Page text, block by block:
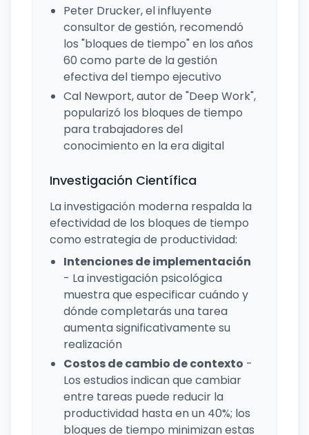
Peter Drucker, el influyente
consultor de gestión, recomendó
los "bloques de tiempo" en los años
60 como parte de la gestión
efectiva del tiempo ejecutivo
Cal Newport, autor de "Deep Work",
popularizó los bloques de tiempo
para trabajadores del
conocimiento en la era digital
Investigación Científica
La investigación moderna respalda la
efectividad de los bloques de tiempo
como estrategia de productividad:
Intenciones de implementación
- La investigación psicológica
muestra que especificar cuándo y
dónde completarás una tarea
aumenta significativamente su
realización
Costos de cambio de contexto -
Los estudios indican que cambiar
entre tareas puede reducir la
productividad hasta en un 40%; los
bloques de tiempo minimizan estas